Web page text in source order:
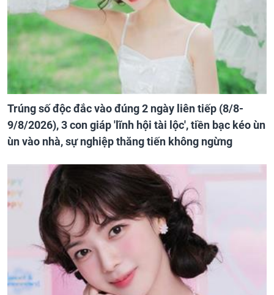
Trúng số độc đắc vào đúng 2 ngày liên tiếp (8/8-
9/8/2026), 3 con giáp 'lĩnh hội tài lộc', tiền bạc kéo ùn
ùn vào nhà, sự nghiệp thăng tiến không ngừng